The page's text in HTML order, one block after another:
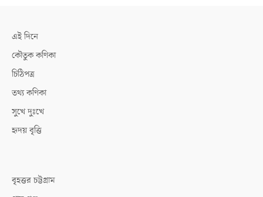
এই দিনে
কৌতুক কণিকা
চিঠিপত্র
তথ্য কণিকা
সুখে দুঃখে
হৃদয় বৃত্তি
বৃহত্তর চট্টগ্রাম